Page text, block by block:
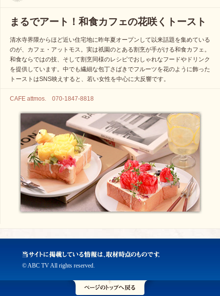
まるでアート！和食カフェの花咲くトースト
清水寺界隈からほど近い住宅地に昨年夏オープンして以来話題を集めている
のが、カフェ・アットモス。実は祇園のとある割烹が手がける和食カフェ。
和食ならではの技、そして割烹同様のレシピでおしゃれなフードやドリンク
を提供しています。中でも繊細な包丁さばきでフルーツを花のように飾った
トーストはSNS映えすると、若い女性を中心に大反響です。
CAFE attmos. 070-1847-8818
© ABC TV All rights reserved.